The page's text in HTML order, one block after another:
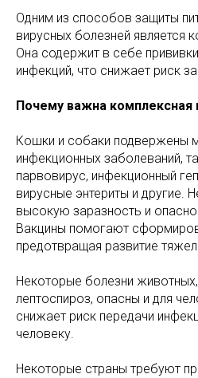
Одним из способов защиты
вирусных болезней является
Она содержит в себе
инфекций, что снижает риск
Почему важна комплексная
Кошки и собаки подвержены
инфекционных заболеваний,
парвовирус, инфекционный
вирусные энтериты и другие.
высокую заразность и
Вакцины помогают
предотвращая развитие
Некоторые болезни
лептоспироз, опасны и для
снижает риск передачи
человеку.
Некоторые страны требуют